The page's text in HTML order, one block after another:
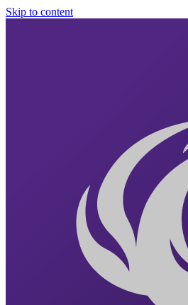
Skip to content